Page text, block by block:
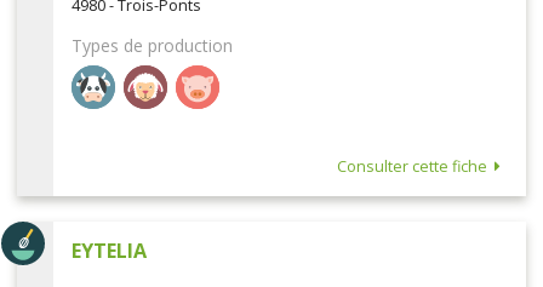
4980 - Trois-Ponts
Types de production
Consulter cette fiche
EYTELIA